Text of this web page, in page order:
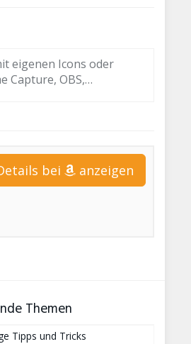
eigenen Icons oder
Capture, OBS,…
bei anzeigen
Themen
Tipps und Tricks